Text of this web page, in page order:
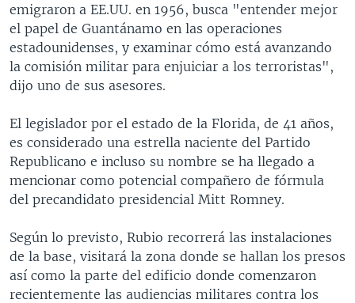
emigraron a EE.UU. en 1956, busca "entender mejor
el papel de Guantánamo en las operaciones
estadounidenses, y examinar cómo está avanzando
la comisión militar para enjuiciar a los terroristas",
dijo uno de sus asesores.
El legislador por el estado de la Florida, de 41 años,
es considerado una estrella naciente del Partido
Republicano e incluso su nombre se ha llegado a
mencionar como potencial compañero de fórmula
del precandidato presidencial Mitt Romney.
Según lo previsto, Rubio recorrerá las instalaciones
de la base, visitará la zona donde se hallan los presos
así como la parte del edificio donde comenzaron
recientemente las audiencias militares contra los